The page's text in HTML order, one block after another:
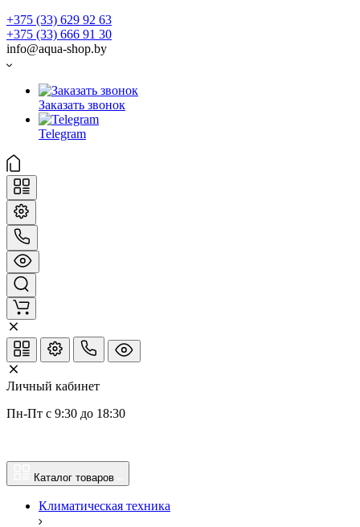
+375 (33) 629 92 63
+375 (33) 666 91 30
info@aqua-shop.by
Заказать звонок
Telegram
Личный кабинет
Пн-Пт с 9:30 до 18:30
Каталог товаров
Климатическая техника